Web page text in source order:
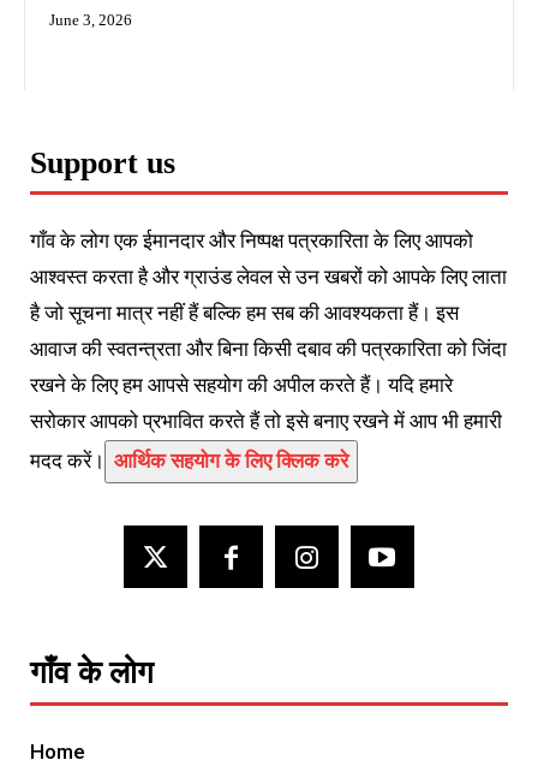
June 3, 2026
Support us
गाँव के लोग एक ईमानदार और निष्पक्ष पत्रकारिता के लिए आपको
आश्वस्त करता है और ग्राउंड लेवल से उन खबरों को आपके लिए लाता
है जो सूचना मात्र नहीं हैं बल्कि हम सब की आवश्यकता हैं। इस
आवाज की स्वतन्त्रता और बिना किसी दबाव की पत्रकारिता को जिंदा
रखने के लिए हम आपसे सहयोग की अपील करते हैं। यदि हमारे
सरोकार आपको प्रभावित करते हैं तो इसे बनाए रखने में आप भी हमारी
मदद करें। आर्थिक सहयोग के लिए क्लिक करे
गाँव के लोग
Home